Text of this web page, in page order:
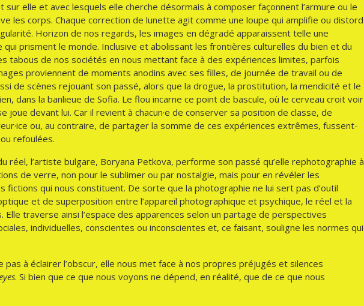
sur elle et avec lesquels elle cherche désormais à composer façonnent l’armure ou le
les corps. Chaque correction de lunette agit comme une loupe qui amplifie ou distord
Horizon de nos regards, les images en dégradé apparaissent telle une
qui prisment le monde. Inclusive et abolissant les frontières culturelles du bien et du
tabous de nos sociétés en nous mettant face à des expériences limites, parfois
proviennent de moments anodins avec ses filles, de journée de travail ou de
de scènes rejouant son passé, alors que la drogue, la prostitution, la mendicité et le
dans la banlieue de Sofia. Le flou incarne ce point de bascule, où le cerveau croit voir
joue devant lui. Car il revient à chacun·e de conserver sa position de classe, de
ou, au contraire, de partager la somme de ces expériences extrêmes, fussent-
refoulées.
réel, l’artiste bulgare, Boryana Petkova, performe son passé qu’elle rephotographie à
de verre, non pour le sublimer ou par nostalgie, mais pour en révéler les
fictions qui nous constituent. De sorte que la photographie ne lui sert pas d’outil
et de superposition entre l’appareil photographique et psychique, le réel et la
traverse ainsi l’espace des apparences selon un partage de perspectives
individuelles, conscientes ou inconscientes et, ce faisant, souligne les normes qui
pas à éclairer l’obscur, elle nous met face à nos propres préjugés et silences
. Si bien que ce que nous voyons ne dépend, en réalité, que de ce que nous